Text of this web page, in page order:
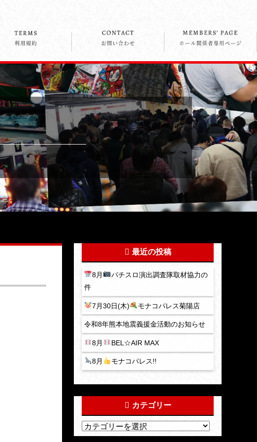
最近の投稿
8月
パチスロ演出調査隊取材協力の
件
7月30日(木) モナコパレス菊陽店
令和8年熊本地震義援金活動のお知らせ
8月 BEL☆AIR MAX
8月 モナコパレス!!
カテゴリー